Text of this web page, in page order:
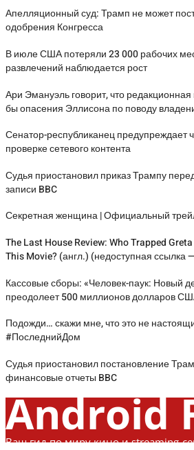
Апелляционный суд: Трамп не может
одобрения Конгресса
В июле США потеряли 23 000 рабочих
развлечений наблюдается рост
Ари Эмануэль говорит, что
бы опасения Эллисона по поводу
Сенатор-республиканец предупреждает
проверке сетевого контента
Судья приостановил приказ Трампу
записи BBC
Секретная женщина | Официальный
The Last House Review: Who Trapped
This Movie? (англ.) (недоступная ссылка
Кассовые сборы: «Человек-паук: Новый
преодолеет 500 миллионов долларов
Подожди… скажи мне, что это не
#ПоследнийДом
Судья приостановил постановление
финансовые отчеты BBC
Android
Ваш гид по миру кино и streaming-